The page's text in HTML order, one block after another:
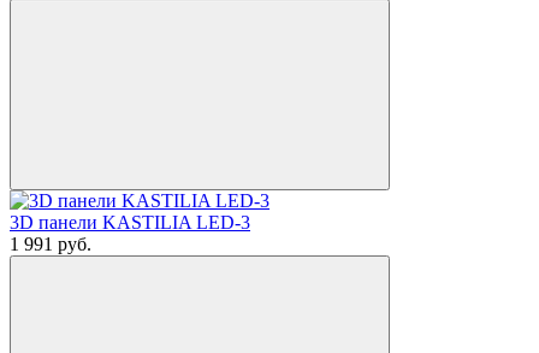
3D панели KASTILIA LED-3
1 991 руб.